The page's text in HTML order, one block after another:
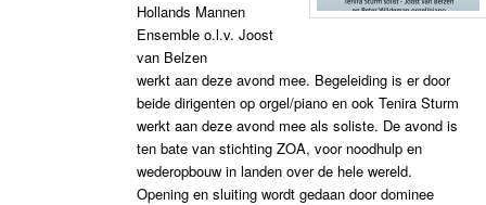
Hollands Mannen
Ensemble o.l.v. Joost
van Belzen
werkt aan deze avond mee. Begeleiding is er door
beide dirigenten op orgel/piano en ook Tenira Sturm
werkt aan deze avond mee als soliste. De avond is
ten bate van stichting ZOA, voor noodhulp en
wederopbouw in landen over de hele wereld.
Opening en sluiting wordt gedaan door dominee